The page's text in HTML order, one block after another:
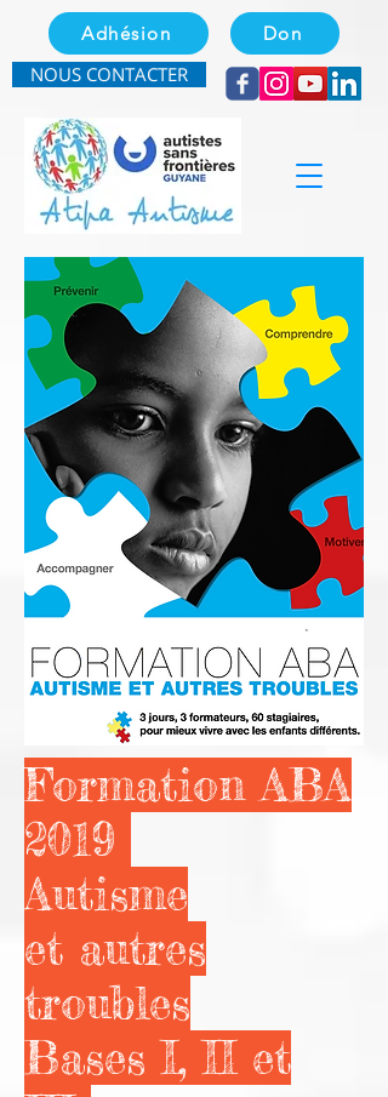
Adhésion Don
NOUS CONTACTER
Formation ABA
2019
Autisme
et autres
troubles
Bases I, II et